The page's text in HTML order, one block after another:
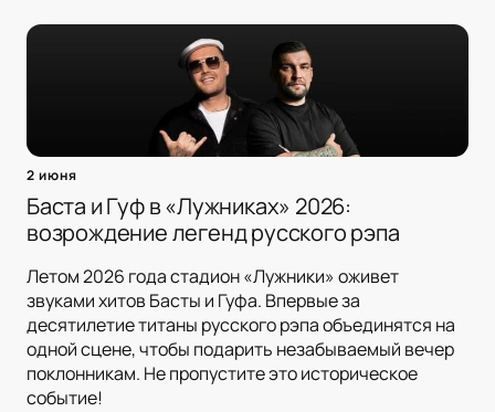
2 июня
Баста и Гуф в «Лужниках» 2026:
возрождение легенд русского рэпа
Летом 2026 года стадион «Лужники» оживет
звуками хитов Басты и Гуфа. Впервые за
десятилетие титаны русского рэпа объединятся на
одной сцене, чтобы подарить незабываемый вечер
поклонникам. Не пропустите это историческое
событие!